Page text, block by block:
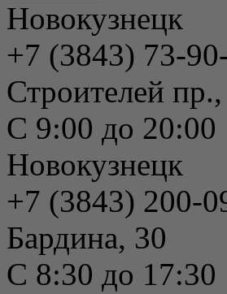
Новокузнецк
+7 (3843) 73-
Строителей
С 9:00 до 20:00
Новокузнецк
+7 (3843) 200-
Бардина, 30
С 8:30 до 17:30